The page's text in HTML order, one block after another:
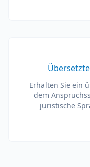
Erhalten Sie ein
dem
juristische